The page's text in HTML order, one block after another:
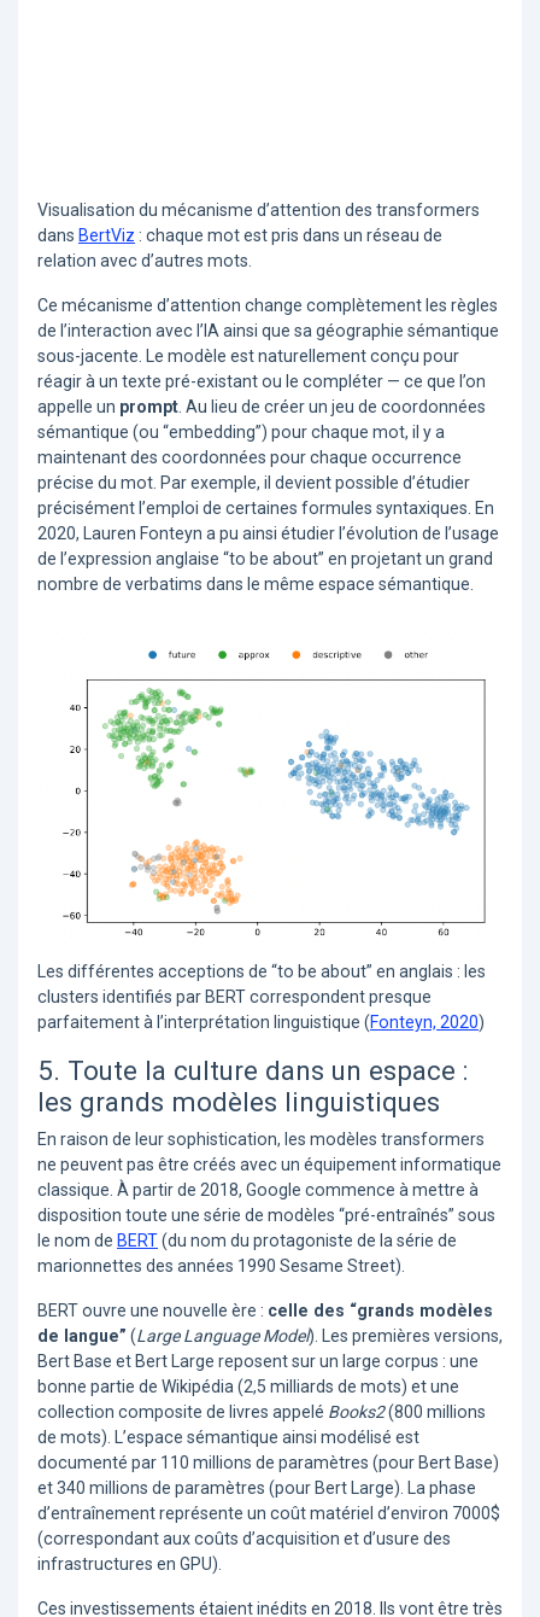
Visualisation du mécanisme d’attention des transformers
dans BertViz : chaque mot est pris dans un réseau de
relation avec d’autres mots.
Ce mécanisme d’attention change complètement les règles
de l’interaction avec l’IA ainsi que sa géographie sémantique
sous-jacente. Le modèle est naturellement conçu pour
réagir à un texte pré-existant ou le compléter — ce que l’on
appelle un prompt. Au lieu de créer un jeu de coordonnées
sémantique (ou “embedding”) pour chaque mot, il y a
maintenant des coordonnées pour chaque occurrence
précise du mot. Par exemple, il devient possible d’étudier
précisément l’emploi de certaines formules syntaxiques. En
2020, Lauren Fonteyn a pu ainsi étudier l’évolution de l’usage
de l’expression anglaise “to be about” en projetant un grand
nombre de verbatims dans le même espace sémantique.
Les différentes acceptions de “to be about” en anglais : les
clusters identifiés par BERT correspondent presque
parfaitement à l’interprétation linguistique (Fonteyn, 2020)
5. Toute la culture dans un espace :
les grands modèles linguistiques
En raison de leur sophistication, les modèles transformers
ne peuvent pas être créés avec un équipement informatique
classique. À partir de 2018, Google commence à mettre à
disposition toute une série de modèles “pré-entraînés” sous
le nom de BERT(du nom du protagoniste de la série de
marionnettes des années 1990 Sesame Street).
BERT ouvre une nouvelle ère : celle des “grands modèles
de langue” (Large Language Model). Les premières versions,
Bert Base et Bert Large reposent sur un large corpus : une
bonne partie de Wikipédia (2,5 milliards de mots) et une
collection composite de livres appelé Books2(800 millions
de mots). L’espace sémantique ainsi modélisé est
documenté par 110 millions de paramètres (pour Bert Base)
et 340 millions de paramètres (pour Bert Large). La phase
d’entraînement représente un coût matériel d’environ 7000$
(correspondant aux coûts d’acquisition et d’usure des
infrastructures en GPU).
Ces investissements étaient inédits en 2018. Ils vont être très